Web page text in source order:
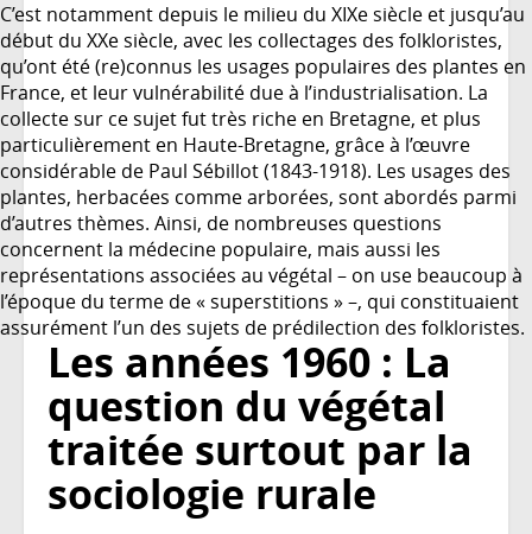
C’est notamment depuis le milieu du XIXe siècle et jusqu’au
début du XXe siècle, avec les collectages des folkloristes,
qu’ont été (re)connus les usages populaires des plantes en
France, et leur vulnérabilité due à l’industrialisation. La
collecte sur ce sujet fut très riche en Bretagne, et plus
particulièrement en Haute-Bretagne, grâce à l’œuvre
considérable de Paul Sébillot (1843-1918). Les usages des
plantes, herbacées comme arborées, sont abordés parmi
d’autres thèmes. Ainsi, de nombreuses questions
concernent la médecine populaire, mais aussi les
représentations associées au végétal – on use beaucoup à
l’époque du terme de « superstitions » –, qui constituaient
assurément l’un des sujets de prédilection des folkloristes.
Les années 1960 : La
question du végétal
traitée surtout par la
sociologie rurale